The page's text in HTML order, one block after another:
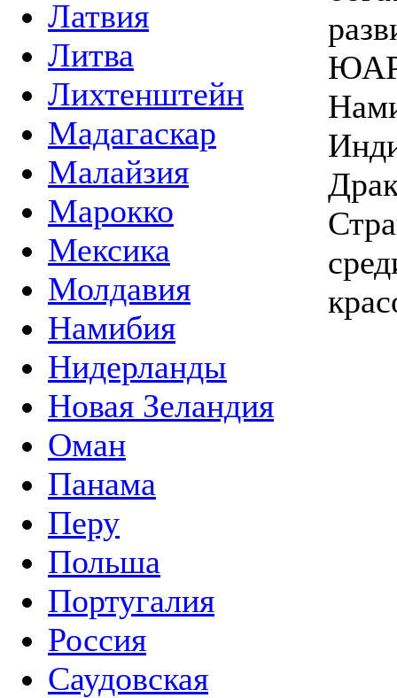
Латвия
Литва
Лихтенштейн
Мадагаскар
Малайзия
Марокко
Мексика
Молдавия
Намибия
Нидерланды
Новая Зеландия
Оман
Панама
Перу
Польша
Португалия
Россия
Саудовская
ЮАР